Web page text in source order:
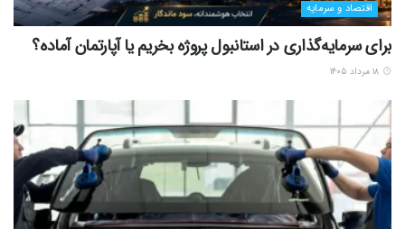
اقتصاد و سرمایه
برای سرمایه‌گذاری در استانبول پروژه بخریم یا آپارتمان آماده؟